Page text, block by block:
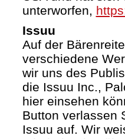
unterworfen,
Issuu
Auf der
verschiedene
wir uns des
die Issuu Inc.,
hier einsehen
Button verlassen
Issuu auf. Wir